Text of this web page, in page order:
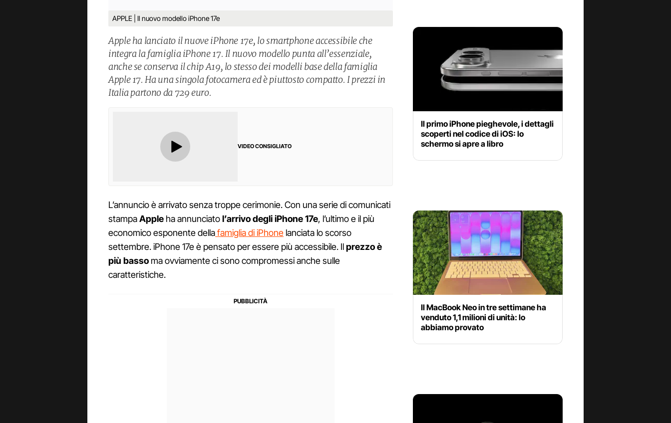
APPLE | Il nuovo modello iPhone 17e
Apple ha lanciato il nuove iPhone 17e, lo smartphone accessibile che
integra la famiglia iPhone 17. Il nuovo modello punta all’essenziale,
anche se conserva il chip A19, lo stesso dei modelli base della famiglia
Apple 17. Ha una singola fotocamera ed è piuttosto compatto. I prezzi in
Italia partono da 729 euro.
VIDEO CONSIGLIATO
L’annuncio è arrivato senza troppe cerimonie. Con una serie di comunicati
stampaApple ha annunciatol’arrivo degli iPhone 17e, l’ultimo e il più
economico esponente dellafamiglia di iPhone lanciata lo scorso
settembre. iPhone 17e è pensato per essere più accessibile. Ilprezzo è
più basso ma ovviamente ci sono compromessi anche sulle
caratteristiche.
Il primo iPhone pieghevole, i dettagli
scoperti nel codice di iOS: lo
schermo si apre a libro
Il MacBook Neo in tre settimane ha
venduto 1,1 milioni di unità: lo
abbiamo provato